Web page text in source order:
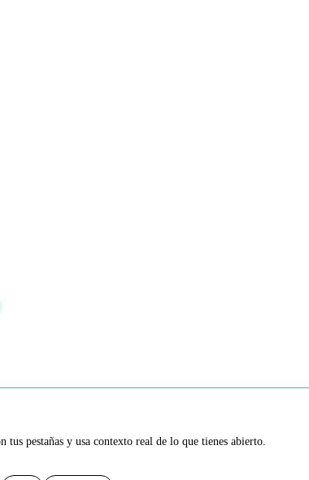
pestañas y usa contexto real de lo que tienes abierto.